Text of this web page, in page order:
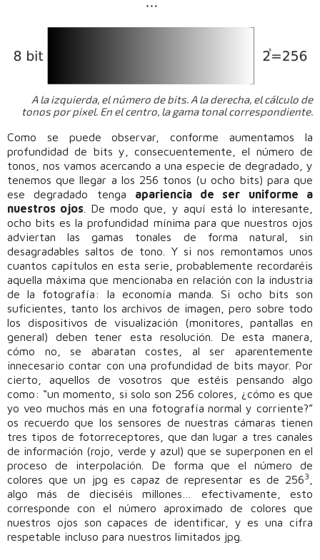
A la izquierda, el número de bits. A la derecha, el cálculo de
tonos por pixel. En el centro, la gama tonal correspondiente.
Como se puede observar, conforme aumentamos la
profundidad de bits y, consecuentemente, el número de
tonos, nos vamos acercando a una especie de degradado, y
tenemos que llegar a los 256 tonos (u ocho bits) para que
ese degradado tenga apariencia de ser uniforme a
nuestros ojos . De modo que, y aquí está lo interesante,
ocho bits es la profundidad mínima para que nuestros ojos
adviertan las gamas tonales de forma natural, sin
desagradables saltos de tono. Y si nos remontamos unos
cuantos capítulos en esta serie, probablemente recordaréis
aquella máxima que mencionaba en relación con la industria
de la fotografía: la economía manda. Si ocho bits son
suficientes, tanto los archivos de imagen, pero sobre todo
los dispositivos de visualización (monitores, pantallas en
general) deben tener esta resolución. De esta manera,
cómo no, se abaratan costes, al ser aparentemente
innecesario contar con una profundidad de bits mayor. Por
cierto, aquellos de vosotros que estéis pensando algo
como: “un momento, si solo son 256 colores, ¿cómo es que
yo veo muchos más en una fotografía normal y corriente?”
os recuerdo que los sensores de nuestras cámaras tienen
tres tipos de fotorreceptores, que dan lugar a tres canales
de información (rojo, verde y azul) que se superponen en el
proceso de interpolación. De forma que el número de
colores que un jpg es capaz de representar es de 2563
algo más de dieciséis millones… efectivamente, esto
corresponde con el número aproximado de colores que
nuestros ojos son capaces de identificar, y es una cifra
respetable incluso para nuestros limitados jpg.